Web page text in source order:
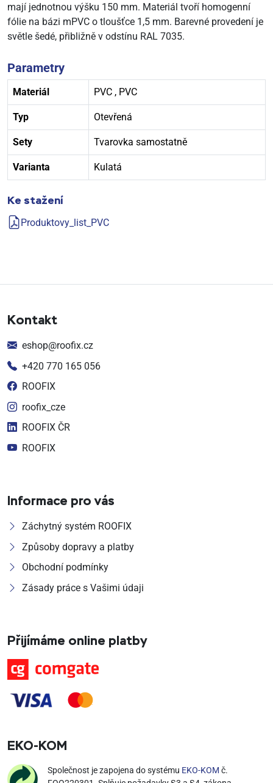
mají jednotnou výšku 150 mm. Materiál tvoří homogenní
fólie na bázi mPVC o tloušťce 1,5 mm. Barevné provedení je
světle šedé, přibližně v odstínu RAL 7035.
Parametry
Materiál PVC , PVC
Typ Otevřená
Sety Tvarovka samostatně
Varianta Kulatá
Ke stažení
Produktovy_list_PVC
Kontakt
eshop@roofix.cz
+420 770 165 056
ROOFIX
roofix_cze
ROOFIX ČR
ROOFIX
Informace pro vás
Záchytný systém ROOFIX
Způsoby dopravy a platby
Obchodní podmínky
Zásady práce s Vašimi údaji
Přijímáme online platby
EKO‑KOM
Společnost je zapojena do systému EKO-KOM č.